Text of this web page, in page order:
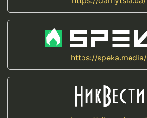
https://speka.media/